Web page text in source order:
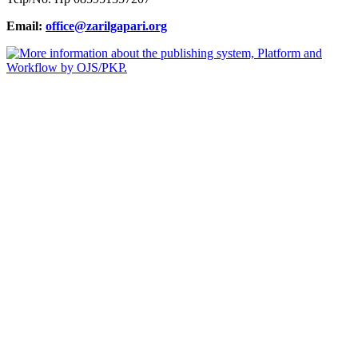
Email: office@zarilgapari.org